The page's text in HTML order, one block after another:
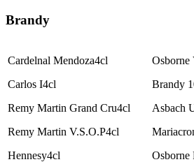
Brandy
Cardelnal Mendoza4cl
Carlos I4cl
Remy Martin Grand Cru4cl
Remy Martin V.S.O.P4cl
Hennesy4cl
Osborne
Brandy
Asbach
Osborne